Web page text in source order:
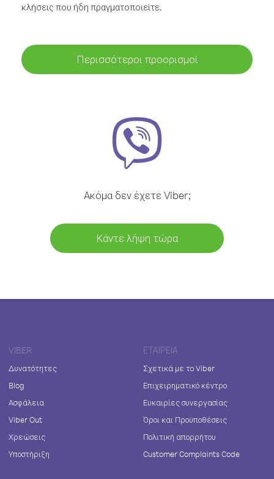
κλήσεις που ήδη πραγματοποιείτε.
Περισσότεροι προορισμοί
Ακόμα δεν έχετε Viber;
Κάντε λήψη τώρα
VIBER
Δυνατότητες
Blog
Ασφάλεια
Viber Out
Χρεώσεις
Υποστήριξη
ΕΤΑΙΡΕΊΑ
Σχετικά με το Viber
Επιχειρηματικό κέντρο
Ευκαιρίες συνεργασίας
Όροι και Προϋποθέσεις
Πολιτική απορρήτου
Customer Complaints Code